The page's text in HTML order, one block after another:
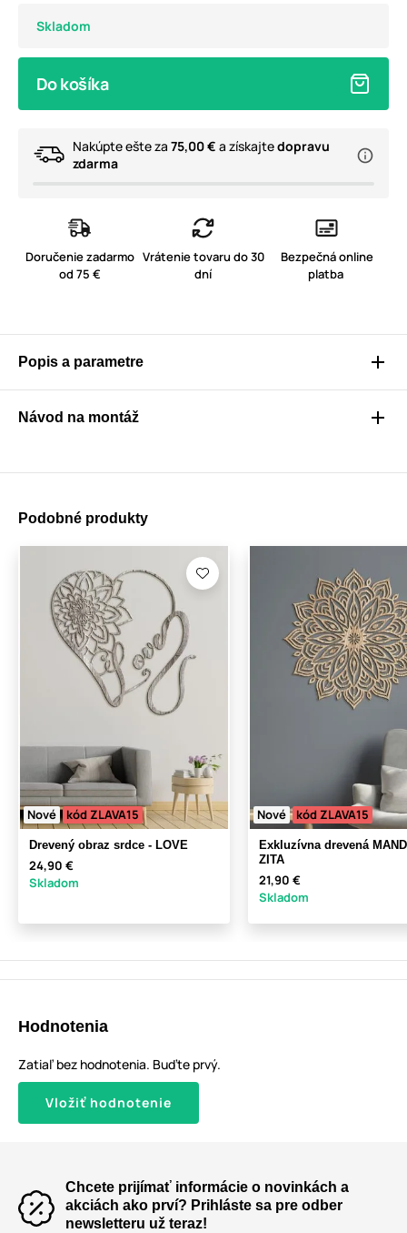
Skladom
Do košíka
Nakúpte ešte za 75,00 € a získajtedopravu
zdarma
Doručenie zadarmo
od 75 €
Vrátenie tovaru do 30
dní
Bezpečná online
platba
Popis a parametre
Návod na montáž
Podobné produkty
Nové kód ZLAVA15
Drevený obraz srdce - LOVE
24,90 €
Skladom
Nové kód ZLAVA15
Exkluzívna drevená
ZITA
21,90 €
Skladom
Hodnotenia
Zatiaľ bez hodnotenia. Buďte prvý.
Vložiť hodnotenie
Chcete prijímať informácie o novinkách a
akciách ako prví? Prihláste sa pre odber
newsletteru už teraz!